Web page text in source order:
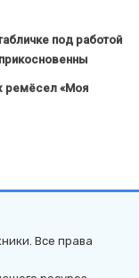
под работой
ремёсел «Моя
Все права